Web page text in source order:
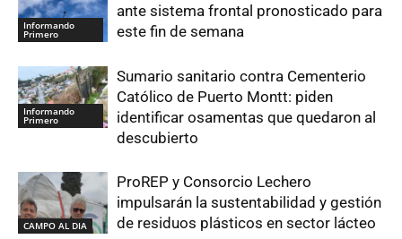
Informando
Primero
ante sistema frontal pronosticado para
este fin de semana
Informando
Primero
Sumario sanitario contra Cementerio
Católico de Puerto Montt: piden
identificar osamentas que quedaron al
descubierto
CAMPO AL DIA
ProREP y Consorcio Lechero
impulsarán la sustentabilidad y gestión
de residuos plásticos en sector lácteo